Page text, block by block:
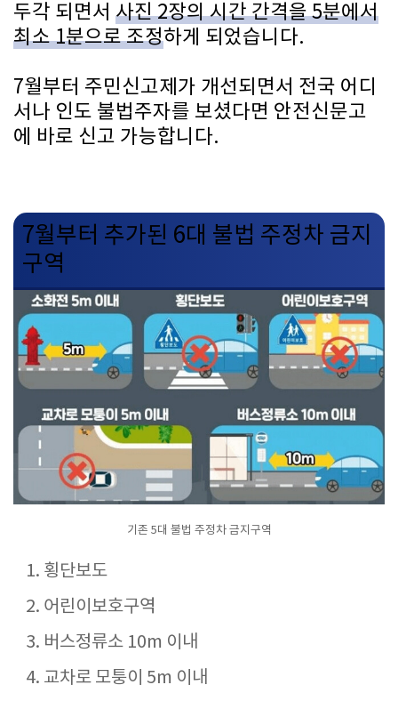
두각 되면서 사진 2장의 시간 간격을 5분에서
최소 1분으로 조정하게 되었습니다.
7월부터 주민신고제가 개선되면서 전국 어디
서나 인도 불법주자를 보셨다면 안전신문고
에 바로 신고 가능합니다.
7월부터 추가된 6대 불법 주정차 금지
구역
기존 5대 불법 주정차 금지구역
횡단보도
어린이보호구역
버스정류소 10m 이내
교차로 모퉁이 5m 이내